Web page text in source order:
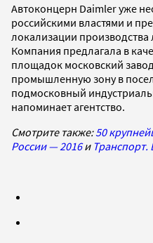
Автоконцерн Daimler уже
российскими властями и
локализации производства
Компания предлагала в
площадок московский
промышленную зону в
подмосковный
напоминает агентство.
Смотрите также:50
России — 2016и Транспорт.